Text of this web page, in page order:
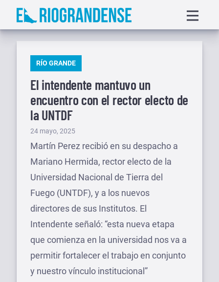
Saltar
menu
PUBLICADO
RÍO GRANDE
El intendente mantuvo un
encuentro con el rector electo de
la UNTDF
Publicado
el
24 mayo, 2025
Martín Perez recibió en su despacho a
Mariano Hermida, rector electo de la
Universidad Nacional de Tierra del
Fuego (UNTDF), y a los nuevos
directores de sus Institutos. El
Intendente señaló: “esta nueva etapa
que comienza en la universidad nos va a
permitir fortalecer el trabajo en conjunto
y nuestro vínculo institucional”